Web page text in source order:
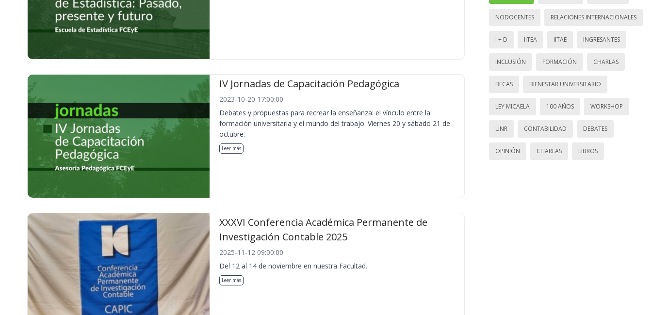
IV Jornadas de Capacitación Pedagógica
2023-10-20 17:00:00
Debates y propuestas para recrear la enseñanza: el vínculo entre la
formación universitaria y el mundo del trabajo. Viernes 20 y sábado 21 de
octubre.
Leer más
XXXVI Conferencia Académica Permanente de
Investigación Contable 2025
2025-11-12 09:00:00
Del 12 al 14 de noviembre en nuestra Facultad.
Leer más
NODOCENTES RELACIONES INTERNACIONALES
I + D IITEA IITAE INGRESANTES
INCLUSIÓN FORMACIÓN CHARLAS
BECAS BIENESTAR UNIVERSITARIO
LEY MICAELA 100 AÑOS WORKSHOP
UNR CONTABILIDAD DEBATES
OPINIÓN CHARLAS LIBROS